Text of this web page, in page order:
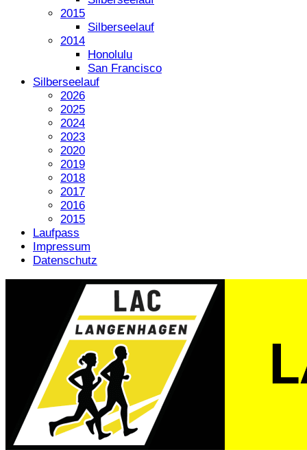
2015
Silberseelauf
2014
Honolulu
San Francisco
Silberseelauf
2026
2025
2024
2023
2020
2019
2018
2017
2016
2015
Laufpass
Impressum
Datenschutz